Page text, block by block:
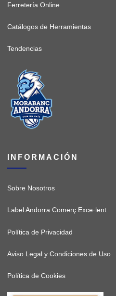
Ferretería Online
Catálogos de Herramientas
Tendencias
INFORMACIÓN
Sobre Nosotros
Label Andorra Comerç Exce·lent
Política de Privacidad
Aviso Legal y Condiciones de Uso
Política de Cookies